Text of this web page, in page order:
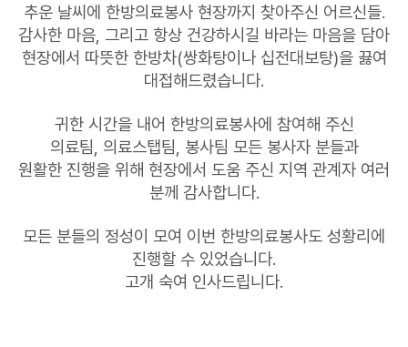
추운 날씨에 한방의료봉사 현장까지 찾아주신 어르신들.
감사한 마음, 그리고 항상 건강하시길 바라는 마음을 담아
현장에서 따뜻한 한방차(쌍화탕이나 십전대보탕)을 끓여
대접해드렸습니다.
귀한 시간을 내어 한방의료봉사에 참여해 주신
의료팀, 의료스탭팀, 봉사팀 모든 봉사자 분들과
원활한 진행을 위해 현장에서 도움 주신 지역 관계자 여러
분께 감사합니다.
모든 분들의 정성이 모여 이번 한방의료봉사도 성황리에
진행할 수 있었습니다.
고개 숙여 인사드립니다.